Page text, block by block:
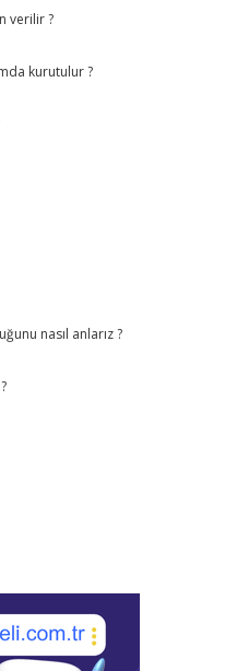
verilir ?
kurutulur ?
nasıl anlarız ?